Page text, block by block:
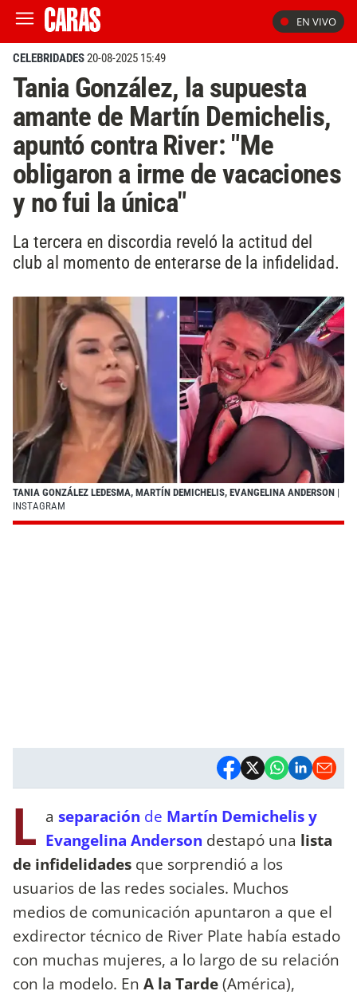
EN VIVO
CELEBRIDADES20-08-2025 15:49
Tania González, la supuesta
amante de Martín Demichelis,
apuntó contra River: "Me
obligaron a irme de vacaciones
y no fui la única"
La tercera en discordia reveló la actitud del
club al momento de enterarse de la infidelidad.
TANIA GONZÁLEZ LEDESMA, MARTÍN DEMICHELIS, EVANGELINA ANDERSON |
INSTAGRAM
L a separación de Martín Demichelis y
Evangelina Anderson destapó una lista
de infidelidades que sorprendió a los
usuarios de las redes sociales. Muchos
medios de comunicación apuntaron a que el
exdirector técnico de River Plate había estado
con muchas mujeres, a lo largo de su relación
con la modelo. En A la Tarde(América),